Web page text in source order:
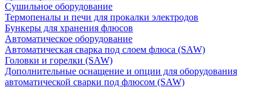
Сушильное оборудование
Термопеналы и печи для прокалки электродов
Бункеры для хранения флюсов
Автоматическое оборудование
Автоматическая сварка под слоем флюса (SAW)
Головки и горелки (SAW)
Дополнительные оснащение и опции для оборудования
автоматической сварки под флюсом (SAW)